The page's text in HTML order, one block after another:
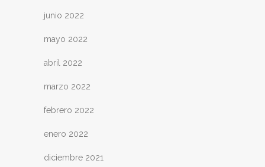
junio 2022
mayo 2022
abril 2022
marzo 2022
febrero 2022
enero 2022
diciembre 2021